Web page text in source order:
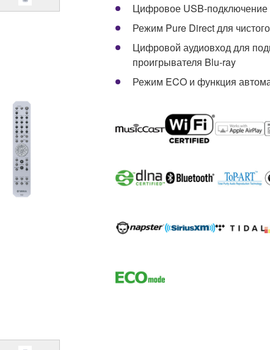
Цифровое USB-подключение
Режим Pure Direct для
Цифровой аудиовход для
проигрывателя Blu-ray
Режим ECO и функция